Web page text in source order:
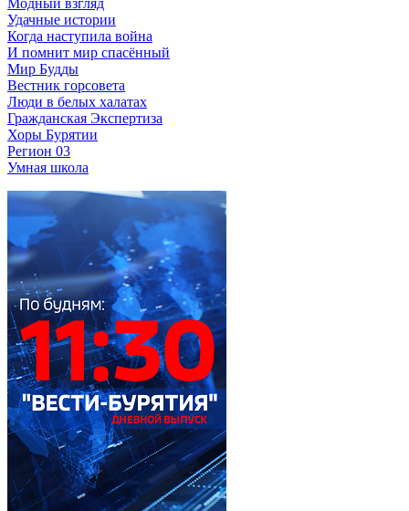
Удачные истории
Когда наступила война
И помнит мир спасённый
Мир Будды
Вестник горсовета
Люди в белых халатах
Гражданская Экспертиза
Хоры Бурятии
Регион 03
Умная школа